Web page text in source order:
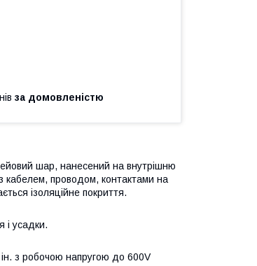
за домовленістю
шар, нанесений на внутрішню
кабелем, проводом, контактами на
ізоляційне покриття.
і усадки.
ін. з робочою напругою до 600V